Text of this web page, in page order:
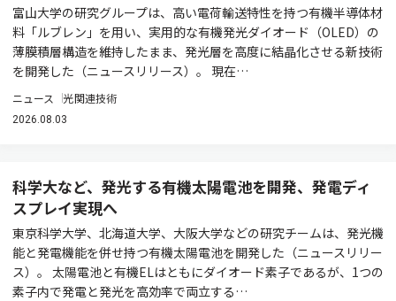
富山大学の研究グループは、高い電荷輸送特性を持つ有機半導体材
料「ルブレン」を用い、実用的な有機発光ダイオード（OLED）の
薄膜積層構造を維持したまま、発光層を高度に結晶化させる新技術
を開発した（ニュースリリース）。 現在…
ニュース 光関連技術
2026.08.03
科学大など、発光する有機太陽電池を開発、発電ディ
スプレイ実現へ
東京科学大学、北海道大学、大阪大学などの研究チームは、発光機
能と発電機能を併せ持つ有機太陽電池を開発した（ニュースリリー
ス）。 太陽電池と有機ELはともにダイオード素子であるが、1つの
素子内で発電と発光を高効率で両立する…